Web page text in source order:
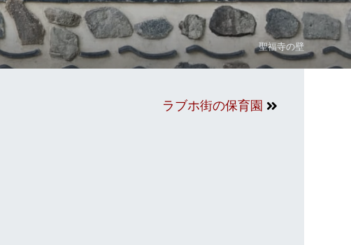
聖福寺の壁
ラブホ街の保育園